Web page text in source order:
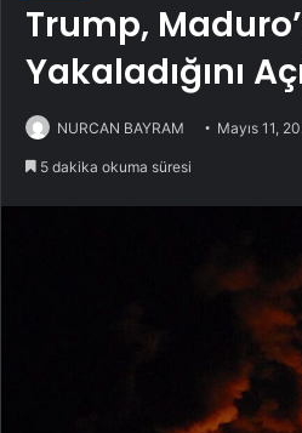
Trump,
Yakaladığını
NURCAN BAYRAM Mayıs 11,
5 dakika okuma süresi